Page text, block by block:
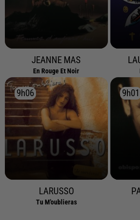
JEANNE MAS
En Rouge Et Noir
9h06
9h06
LARUSSO
Tu M'oublieras
9h01
9h01